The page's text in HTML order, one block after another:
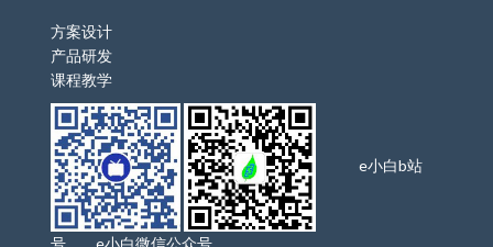
方案设计
产品研发
课程教学
e小白b站
号 e小白微信公众号